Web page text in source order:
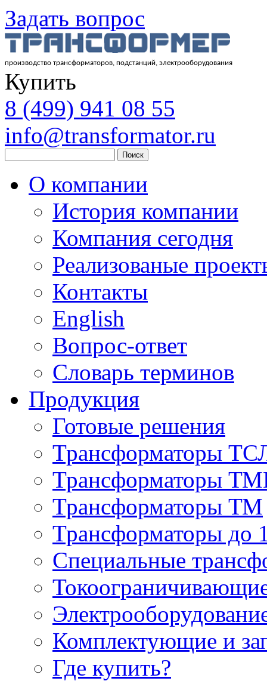
Задать вопрос
производство трансформаторов, подстанций, электрооборудования
Купить
8 (499) 941 08 55
info@transformator.ru
Поиск
О компании
История компании
Компания сегодня
Реализованые
Контакты
English
Вопрос-ответ
Словарь терминов
Продукция
Готовые решения
Трансформаторы
Трансформаторы
Трансформаторы ТМ
Трансформаторы
Специальные
Комплектующие и
Где купить?